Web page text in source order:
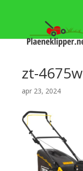
zt-4675w
apr 23, 2024